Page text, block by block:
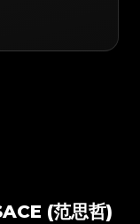
(范思哲)